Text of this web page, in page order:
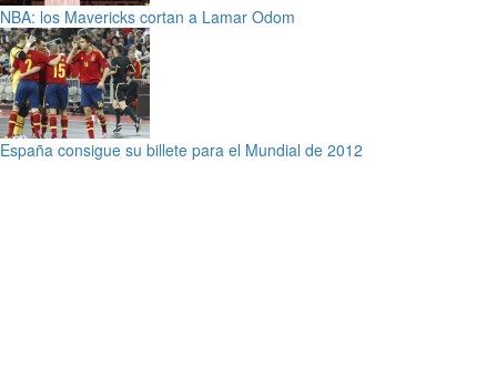
NBA: los Mavericks cortan a Lamar Odom
España consigue su billete para el Mundial de 2012